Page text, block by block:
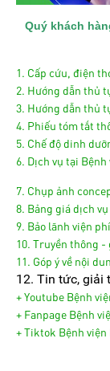
Quý khách
1. Cấp cứu, điện
2. Hướng dẫn thủ
3. Hướng dẫn thủ
4. Phiếu tóm tắt
5. Chế độ dinh
6. Dịch vụ tại Bệnh
7. Chụp ảnh
8. Bảng giá dịch vụ
9. Bảo lãnh viện phí
10. Truyền thông
11. Góp ý về nội
12. Tin tức, giải
+ Youtube Bệnh
+ Fanpage Bệnh
+ Tiktok Bệnh viện